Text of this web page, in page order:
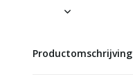
Productomschrijving